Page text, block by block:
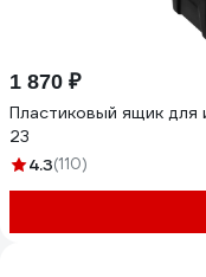
1 870 ₽
Пластиковый ящик
23
4.3(110)